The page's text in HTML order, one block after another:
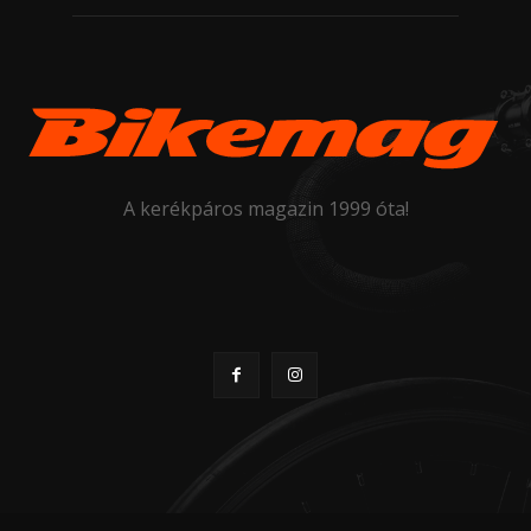
A kerékpáros magazin 1999 óta!